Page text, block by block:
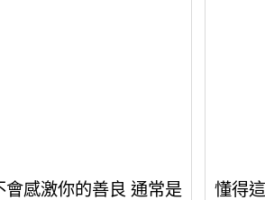
會感激你的善良 通常是
懂得